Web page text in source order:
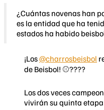
¿Cuántas novenas han
es la entidad que ha
estados ha habido
¡Los@charrosbeisbol
de Beisbol! ⚾️????
Los dos veces
vivirán su quinta